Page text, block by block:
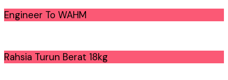
Engineer To WAHM
Rahsia Turun Berat 18kg